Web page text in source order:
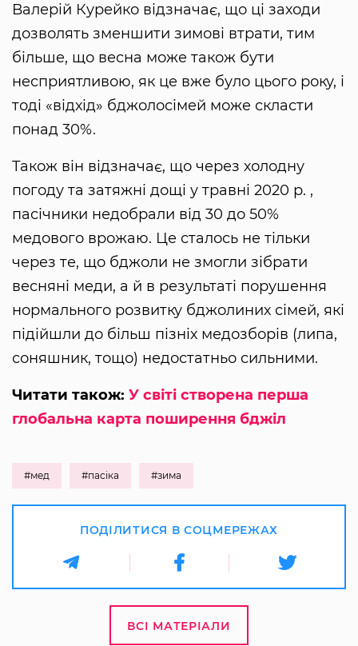
Валерій Курейко відзначає, що ці заходи
дозволять зменшити зимові втрати, тим
більше, що весна може також бути
несприятливою, як це вже було цього року, і
тоді «відхід» бджолосімей може скласти
понад 30%.
Також він відзначає, що через холодну
погоду та затяжні дощі у травні 2020 р. ,
пасічники недобрали від 30 до 50%
медового врожаю. Це сталось не тільки
через те, що бджоли не змогли зібрати
весняні меди, а й в результаті порушення
нормального розвитку бджолиних сімей, які
підійшли до більш пізніх медозборів (липа,
соняшник, тощо) недостатньо сильними.
Читати також: У світі створена перша
глобальна карта поширення бджіл
#мед #пасіка #зима
ПОДІЛИТИСЯ В СОЦМЕРЕЖАХ
ВСІ МАТЕРІАЛИ